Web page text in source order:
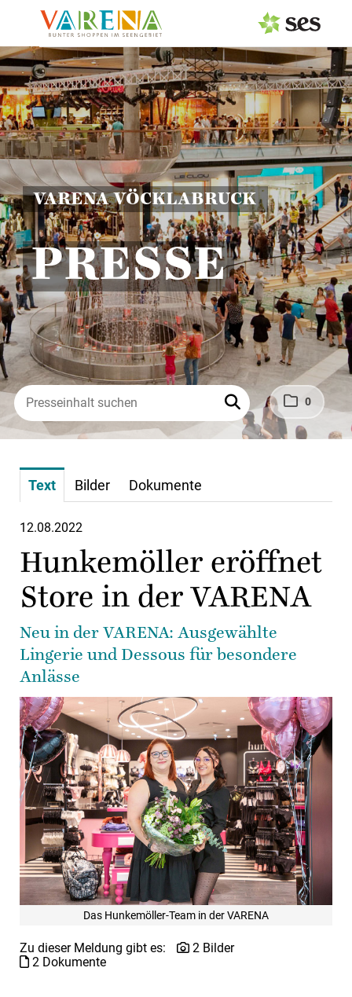
0
VARENA VÖCKLABRUCK
PRESSE
PRESSEAUSSENDUNGEN
Center & Marken
Services
Events
MEDIAGALERIE
PRESSEKONTAKT
Text Bilder Dokumente
12.08.2022
Hunkemöller eröffnet
Store in der VARENA
Neu in der VARENA: Ausgewählte
Lingerie und Dessous für besondere
Anlässe
Das Hunkemöller-Team in der VARENA
Zu dieser Meldung gibt es:
2 Bilder
2 Dokumente